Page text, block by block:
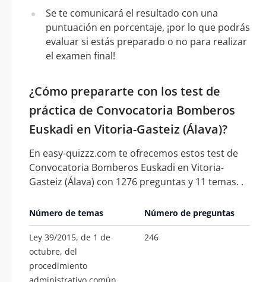
Se te comunicará el resultado con una
puntuación en porcentaje, ¡por lo que podrás
evaluar si estás preparado o no para realizar
el examen final!
¿Cómo prepararte con los test de
práctica de Convocatoria Bomberos
Euskadi en Vitoria-Gasteiz (Álava)?
En easy-quizzz.com te ofrecemos estos test de
Convocatoria Bomberos Euskadi en Vitoria-
Gasteiz (Álava) con 1276 preguntas y 11 temas. .
Número de temas Número de preguntas
Ley 39/2015, de 1 de
octubre, del
procedimiento
246